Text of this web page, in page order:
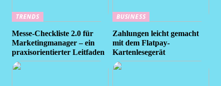
TRENDS
Messe-Checkliste 2.0 für
Marketingmanager – ein
praxisorientierter Leitfaden
BUSINESS
Zahlungen leicht gemacht
mit dem Flatpay-
Kartenlesegerät